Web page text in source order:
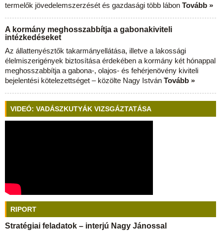
termelők jövedelemszerzését és gazdasági több lábon Tovább »
A kormány meghosszabbítja a gabonakiviteli
intézkedéseket
Az állattenyésztők takarmányellátása, illetve a lakossági
élelmiszerigények biztosítása érdekében a kormány két hónappal
meghosszabbítja a gabona-, olajos- és fehérjenövény kiviteli
bejelentési kötelezettséget – közölte Nagy István Tovább »
VIDEÓ: VADÁSZKUTYÁK VIZSGÁZTATÁSA
RIPORT
Stratégiai feladatok – interjú Nagy Jánossal